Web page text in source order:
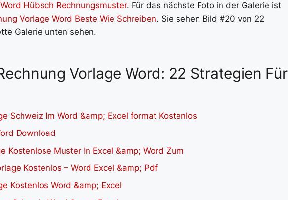
Hübsch Rechnungsmuster. Für das nächste Foto in der Galerie ist
Vorlage Word Beste Wie Schreiben. Sie sehen Bild #20 von 22
Galerie unten sehen.
Vorlage Word: 22 Strategien Für